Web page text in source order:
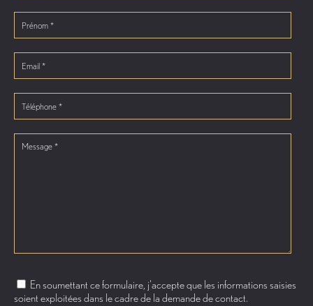
En soumettant ce formulaire, j'accepte que les informations saisies
soient exploitées dans le cadre de la demande de contact.